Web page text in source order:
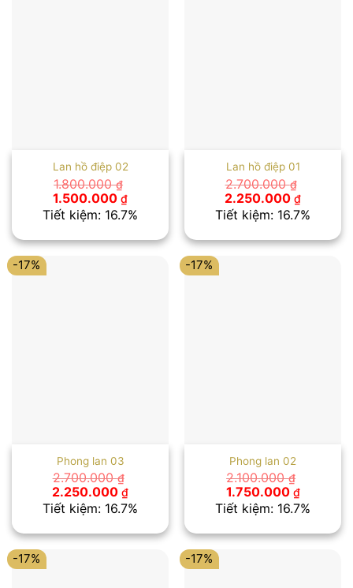
Lan hồ điệp 02
1.800.000₫
Giá
gốc
là:
1.500.000 ₫Giá
hiện
tại
1.500.000 ₫.
Tiết kiệm: 16.7%
Lan hồ điệp 01
2.700.000₫
Giá
gốc
là:
2.250.000 ₫Giá
hiện
tại
Tiết kiệm: 16.7%
-17%
Phong lan 03
2.700.000₫
Giá
gốc
là:
2.250.000 ₫Giá
hiện
tại
2.250.000 ₫.
Tiết kiệm: 16.7%
-17%
Phong lan 02
2.100.000₫
Giá
gốc
là:
1.750.000 ₫Giá
hiện
tại
Tiết kiệm: 16.7%
-17% -17%